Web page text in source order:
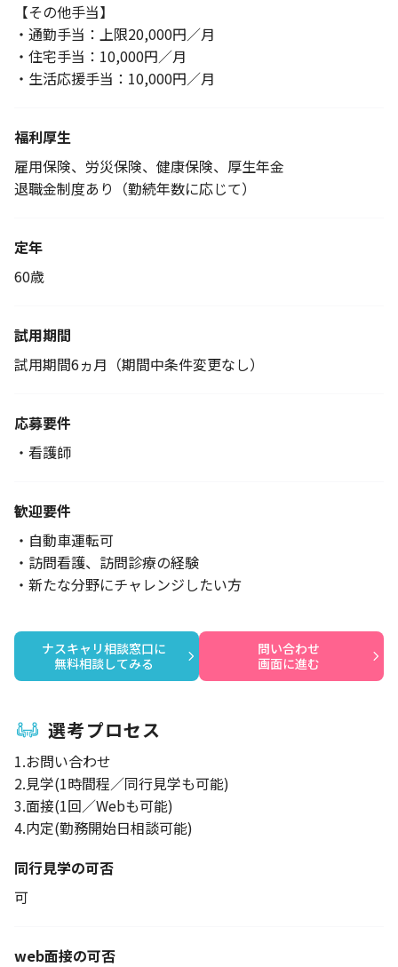
【その他手当】
・通勤手当：上限20,000円／月
・住宅手当：10,000円／月
・生活応援手当：10,000円／月
福利厚生
雇用保険、労災保険、健康保険、厚生年金
退職金制度あり（勤続年数に応じて）
定年
60歳
試用期間
試用期間6ヵ月（期間中条件変更なし）
応募要件
・看護師
歓迎要件
・自動車運転可
・訪問看護、訪問診療の経験
・新たな分野にチャレンジしたい方
ナスキャリ相談窓口に
無料相談してみる
問い合わせ
画面に進む
選考プロセス
1.お問い合わせ
2.見学(1時間程／同行見学も可能)
3.面接(1回／Webも可能)
4.内定(勤務開始日相談可能)
同行見学の可否
可
web面接の可否